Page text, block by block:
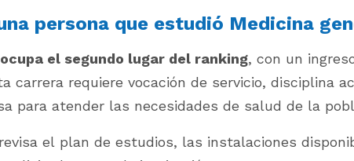
persona que estudió Medicina
el segundo lugar del ranking, con un
carrera requiere vocación de servicio, disciplina
para atender las necesidades de salud de la
el plan de estudios, las instalaciones